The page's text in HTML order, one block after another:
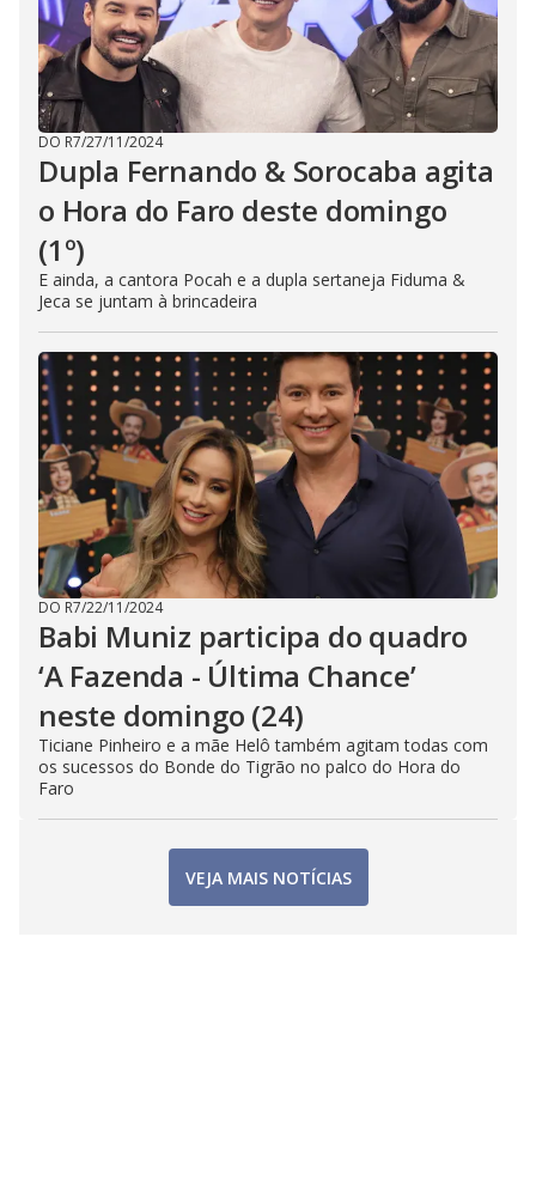
DO R7/27/11/2024
Dupla Fernando & Sorocaba agita
o Hora do Faro deste domingo
(1º)
E ainda, a cantora Pocah e a dupla sertaneja Fiduma &
Jeca se juntam à brincadeira
DO R7/22/11/2024
Babi Muniz participa do quadro
‘A Fazenda - Última Chance’
neste domingo (24)
Ticiane Pinheiro e a mãe Helô também agitam todas com
os sucessos do Bonde do Tigrão no palco do Hora do
Faro
VEJA MAIS NOTÍCIAS